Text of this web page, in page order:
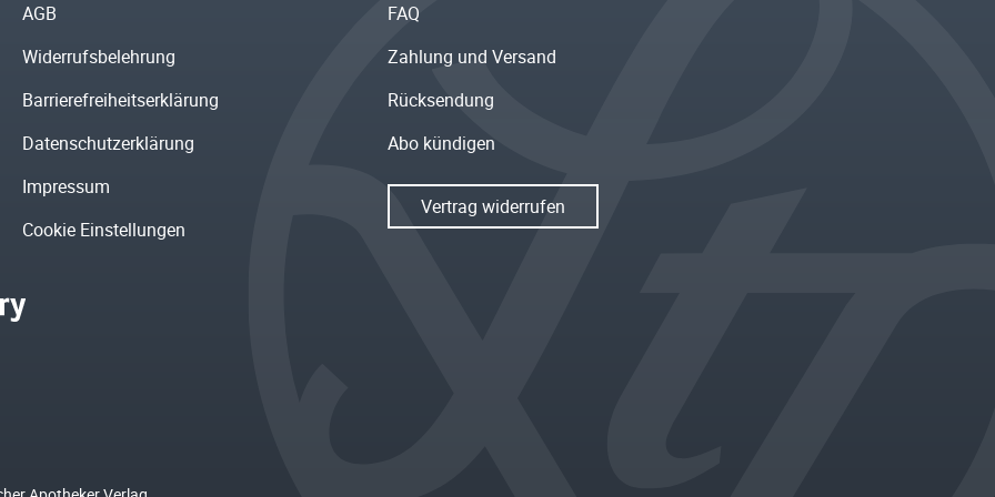
AGB
Widerrufsbelehrung
Barrierefreiheitserklärung
Datenschutzerklärung
Impressum
Cookie Einstellungen
FAQ
Zahlung und Versand
Rücksendung
Abo kündigen
Vertrag widerrufen